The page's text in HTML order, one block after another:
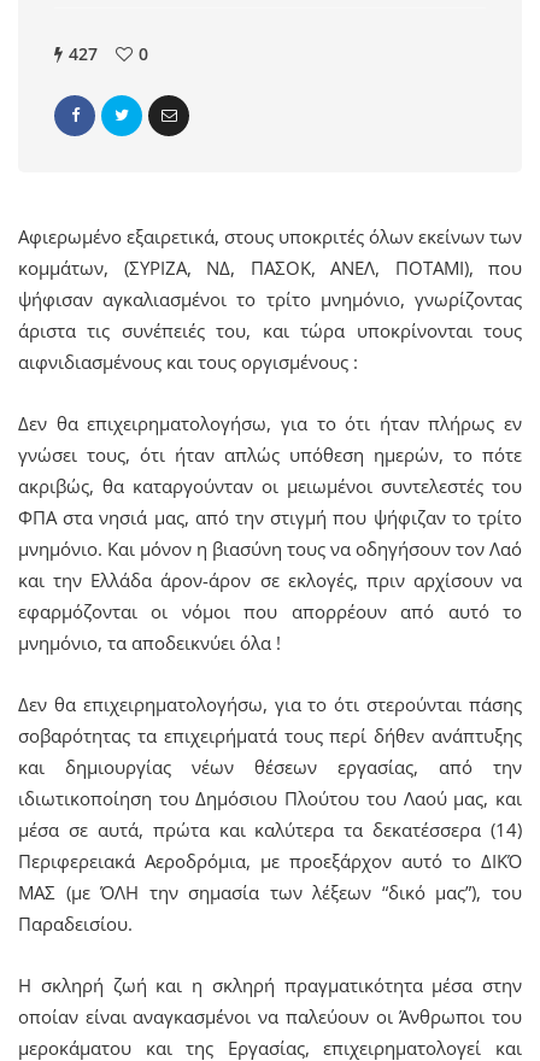
427 0
Αφιερωμένο εξαιρετικά, στους υποκριτές όλων εκείνων των
κομμάτων, (ΣΥΡΙΖΑ, ΝΔ, ΠΑΣΟΚ, ΑΝΕΛ, ΠΟΤΑΜΙ), που
ψήφισαν αγκαλιασμένοι το τρίτο μνημόνιο, γνωρίζοντας
άριστα τις συνέπειές του, και τώρα υποκρίνονται τους
αιφνιδιασμένους και τους οργισμένους :
Δεν θα επιχειρηματολογήσω, για το ότι ήταν πλήρως εν
γνώσει τους, ότι ήταν απλώς υπόθεση ημερών, το πότε
ακριβώς, θα καταργούνταν οι μειωμένοι συντελεστές του
ΦΠΑ στα νησιά μας, από την στιγμή που ψήφιζαν το τρίτο
μνημόνιο. Και μόνον η βιασύνη τους να οδηγήσουν τον Λαό
και την Ελλάδα άρον-άρον σε εκλογές, πριν αρχίσουν να
εφαρμόζονται οι νόμοι που απορρέουν από αυτό το
μνημόνιο, τα αποδεικνύει όλα !
Δεν θα επιχειρηματολογήσω, για το ότι στερούνται πάσης
σοβαρότητας τα επιχειρήματά τους περί δήθεν ανάπτυξης
και δημιουργίας νέων θέσεων εργασίας, από την
ιδιωτικοποίηση του Δημόσιου Πλούτου του Λαού μας, και
μέσα σε αυτά, πρώτα και καλύτερα τα δεκατέσσερα (14)
Περιφερειακά Αεροδρόμια, με προεξάρχον αυτό το ΔΙΚΌ
ΜΑΣ (με ΌΛΗ την σημασία των λέξεων “δικό μας”), του
Παραδεισίου.
Η σκληρή ζωή και η σκληρή πραγματικότητα μέσα στην
οποίαν είναι αναγκασμένοι να παλεύουν οι Άνθρωποι του
μεροκάματου και της Εργασίας, επιχειρηματολογεί και